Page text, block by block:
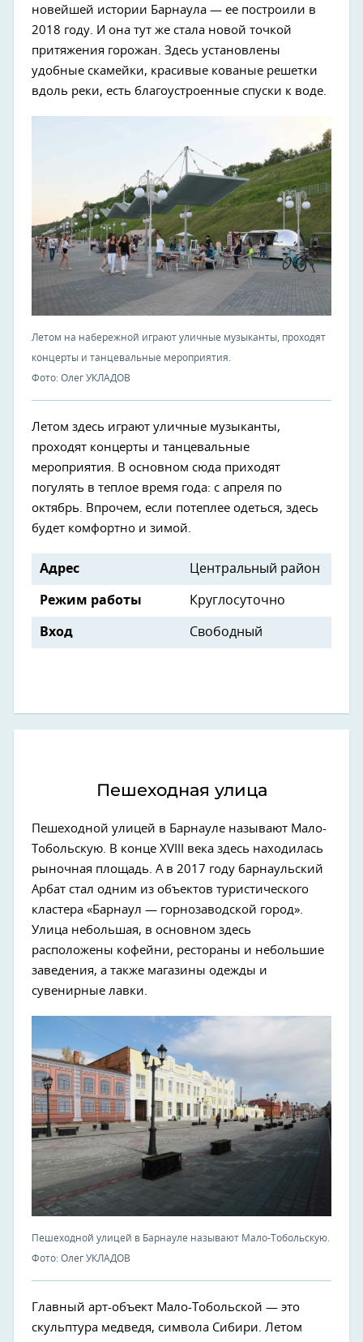
новейшей истории Барнаула — ее построили в
2018 году. И она тут же стала новой точкой
притяжения горожан. Здесь установлены
удобные скамейки, красивые кованые решетки
вдоль реки, есть благоустроенные спуски к воде.
Летом на набережной играют уличные музыканты, проходят
концерты и танцевальные мероприятия.
Фото: Олег УКЛАДОВ
Летом здесь играют уличные музыканты,
проходят концерты и танцевальные
мероприятия. В основном сюда приходят
погулять в теплое время года: с апреля по
октябрь. Впрочем, если потеплее одеться, здесь
будет комфортно и зимой.
Адрес Центральный район
Режим работы Круглосуточно
Вход Свободный
Пешеходная улица
Пешеходной улицей в Барнауле называют Мало-
Тобольскую. В конце XVIII века здесь находилась
рыночная площадь. А в 2017 году барнаульский
Арбат стал одним из объектов туристического
кластера «Барнаул — горнозаводской город».
Улица небольшая, в основном здесь
расположены кофейни, рестораны и небольшие
заведения, а также магазины одежды и
сувенирные лавки.
Пешеходной улицей в Барнауле называют Мало-Тобольскую.
Фото: Олег УКЛАДОВ
Главный арт-объект Мало-Тобольской — это
скульптура медведя, символа Сибири. Летом